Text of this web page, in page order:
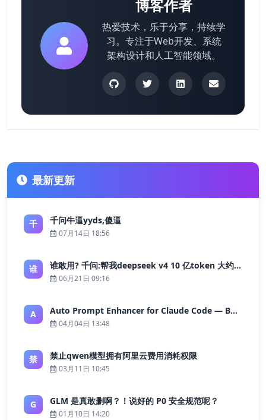
博客作者
热爱技术，乐于分享，持续学
习。专注于Web开发、系统
架构设计和人工智能领域。
最新更新
千 千问牛逼yyds,傻逼
07月14日 18:56
谁 谁敢用? 千问:帮我deepseek v4 10 亿token 大约多少花费 ?
06月21日 09:16
A Auto Prompt Enhancer for Claude Code — Building a Highly Reliable AI Programming Workflow
04月04日 13:48
禁 禁止qwen模型拥有阿里云费用消耗权限
03月11日 10:45
G GLM 是真敢删啊？！说好的 P0 安全规范呢？
01月10日 14:20